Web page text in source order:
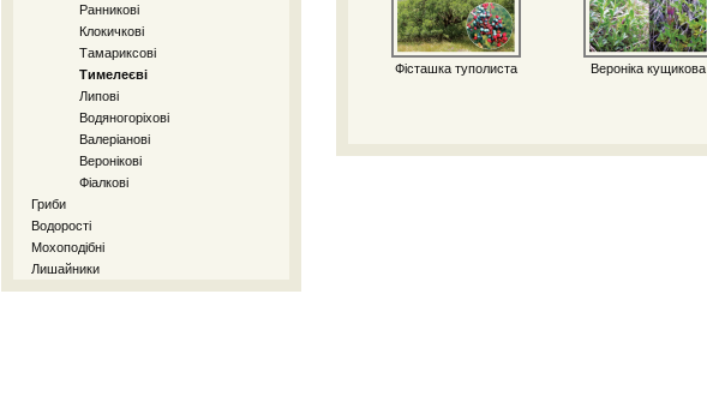
Ранникові
Клокичкові
Тамариксові
Тимелеєві
Липові
Водяногоріхові
Валеріанові
Веронікові
Фіалкові
Гриби
Водорості
Мохоподібні
Лишайники
Фісташка туполиста Вероніка кущикова